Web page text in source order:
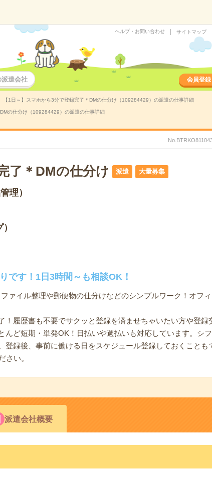
ヘルプ・お問い合わせ サイトマップ
遣会社 会員登録
【1日～】スマホから3分で登録完了＊DMの仕分け（109284429）の派遣の仕事詳細
の仕分け（109284429）の派遣の仕事詳細
了＊DMの仕分け 派遣 大量募集
理）
です！1日3時間～も相談OK！
ァイル整理や郵便物の仕分けなどのシンプルワーク！オフィ
履歴書も不要でサクッと登録を済ませちゃいたい方や登録
ど短期・単発OK！日払いや週払いも対応しています。シフ
登録後、事前に働ける日をスケジュール登録しておくことも
さい。
派遣会社概要